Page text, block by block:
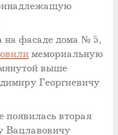
на фасаде дома № 5,
мемориальную
выше
Георгиевичу
появилась вторая
Вацлавовичу